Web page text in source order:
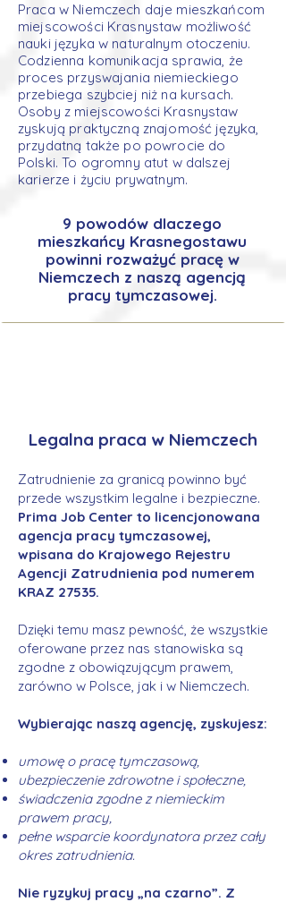
Praca w Niemczech daje mieszkańcom
miejscowości Krasnystaw możliwość
nauki języka w naturalnym otoczeniu.
Codzienna komunikacja sprawia, że
proces przyswajania niemieckiego
przebiega szybciej niż na kursach.
Osoby z miejscowości Krasnystaw
zyskują praktyczną znajomość języka,
przydatną także po powrocie do
Polski. To ogromny atut w dalszej
karierze i życiu prywatnym.
9 powodów dlaczego
mieszkańcy Krasnegostawu
powinni rozważyć pracę w
Niemczech z naszą agencją
pracy tymczasowej.
Legalna praca w Niemczech
Zatrudnienie za granicą powinno być
przede wszystkim legalne i bezpieczne.
Prima Job Center to licencjonowana
agencja pracy tymczasowej,
wpisana do Krajowego Rejestru
Agencji Zatrudnienia pod numerem
KRAZ 27535.
Dzięki temu masz pewność, że wszystkie
oferowane przez nas stanowiska są
zgodne z obowiązującym prawem,
zarówno w Polsce, jak i w Niemczech.
Wybierając naszą agencję, zyskujesz:
umowę o pracę tymczasową,
ubezpieczenie zdrowotne i społeczne,
świadczenia zgodne z niemieckim
prawem pracy,
pełne wsparcie koordynatora przez cały
okres zatrudnienia.
Nie ryzykuj pracy „na czarno”. Z